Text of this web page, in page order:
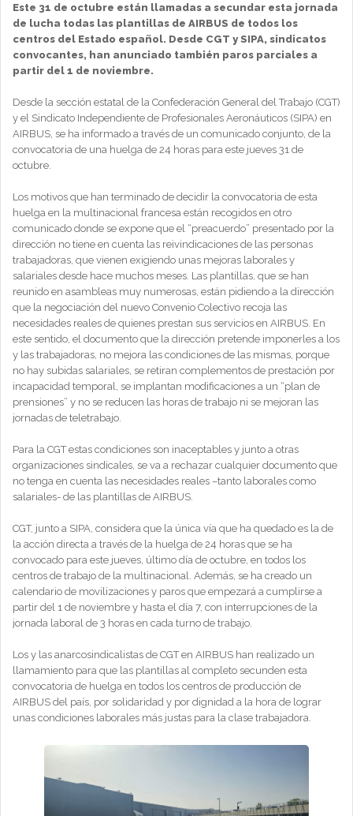
Este 31 de octubre están llamadas a secundar esta jornada
de lucha todas las plantillas de AIRBUS de todos los
centros del Estado español. Desde CGT y SIPA, sindicatos
convocantes, han anunciado también paros parciales a
partir del 1 de noviembre.
Desde la sección estatal de la Confederación General del Trabajo (CGT)
y el Sindicato Independiente de Profesionales Aeronáuticos (SIPA) en
AIRBUS, se ha informado a través de un comunicado conjunto, de la
convocatoria de una huelga de 24 horas para este jueves 31 de
octubre.
Los motivos que han terminado de decidir la convocatoria de esta
huelga en la multinacional francesa están recogidos en otro
comunicado donde se expone que el “preacuerdo” presentado por la
dirección no tiene en cuenta las reivindicaciones de las personas
trabajadoras, que vienen exigiendo unas mejoras laborales y
salariales desde hace muchos meses. Las plantillas, que se han
reunido en asambleas muy numerosas, están pidiendo a la dirección
que la negociación del nuevo Convenio Colectivo recoja las
necesidades reales de quienes prestan sus servicios en AIRBUS. En
este sentido, el documento que la dirección pretende imponerles a los
y las trabajadoras, no mejora las condiciones de las mismas, porque
no hay subidas salariales, se retiran complementos de prestación por
incapacidad temporal, se implantan modificaciones a un “plan de
prensiones” y no se reducen las horas de trabajo ni se mejoran las
jornadas de teletrabajo.
Para la CGT estas condiciones son inaceptables y junto a otras
organizaciones sindicales, se va a rechazar cualquier documento que
no tenga en cuenta las necesidades reales –tanto laborales como
salariales- de las plantillas de AIRBUS.
CGT, junto a SIPA, considera que la única vía que ha quedado es la de
la acción directa a través de la huelga de 24 horas que se ha
convocado para este jueves, último día de octubre, en todos los
centros de trabajo de la multinacional. Además, se ha creado un
calendario de movilizaciones y paros que empezará a cumplirse a
partir del 1 de noviembre y hasta el día 7, con interrupciones de la
jornada laboral de 3 horas en cada turno de trabajo.
Los y las anarcosindicalistas de CGT en AIRBUS han realizado un
llamamiento para que las plantillas al completo secunden esta
convocatoria de huelga en todos los centros de producción de
AIRBUS del país, por solidaridad y por dignidad a la hora de lograr
unas condiciones laborales más justas para la clase trabajadora.